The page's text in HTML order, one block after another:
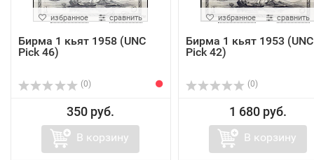
избранное сравнить
Бирма 1 кьят 1958 (UNC
Pick 46)
(0)
350 руб.
В корзину
избранное сравнить
Бирма 1 кьят 1953 (UNC
Pick 42)
(0)
1 680 руб.
В корзину